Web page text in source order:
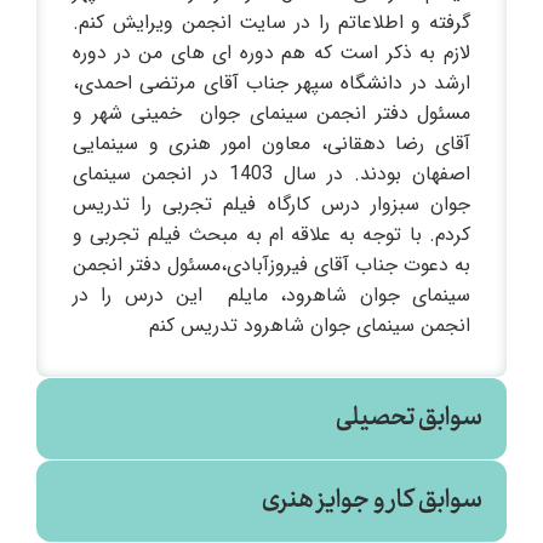
گرفته و اطلاعاتم را در سایت انجمن ویرایش کنم.
لازم به ذکر است که هم دوره ای های من در دوره
ارشد در دانشگاه سپهر جناب آقای مرتضی احمدی،
مسئول دفتر انجمن سینمای جوان خمینی شهر و
آقای رضا دهقانی، معاون امور هنری و سینمایی
اصفهان بودند. در سال 1403 در انجمن سینمای
جوان سبزوار درس کارگاه فیلم تجربی را تدریس
کردم. با توجه به علاقه ام به مبحث فیلم تجربی و
به دعوت جناب آقای فیروزآبادی،مسئول دفتر انجمن
سینمای جوان شاهرود، مایلم این درس را در
انجمن سینمای جوان شاهرود تدریس کنم
سوابق تحصیلی
سوابق کار و جوایز هنری